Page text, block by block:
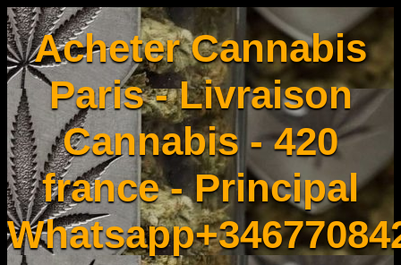
Acheter Cannabis
Paris - Livraison
Cannabis - 420
france - Principal